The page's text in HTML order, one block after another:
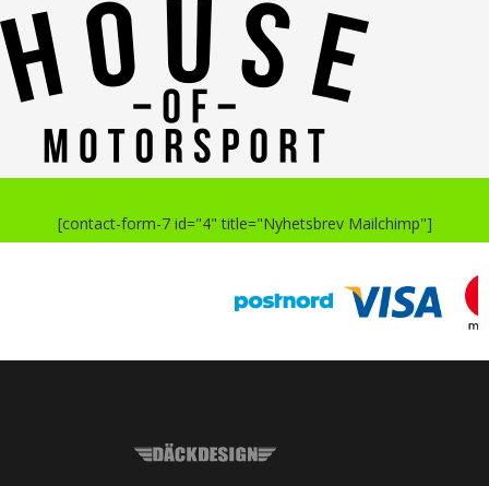
[contact-form-7 id="4" title="Nyhetsbrev Mailchimp"]